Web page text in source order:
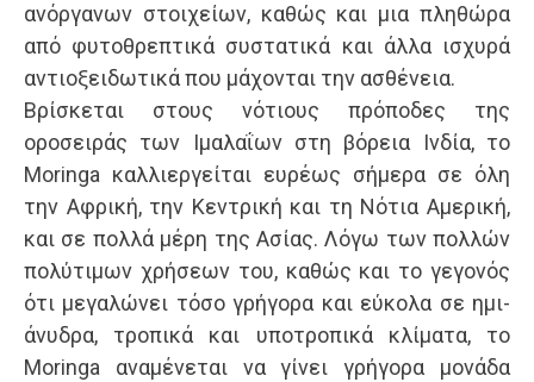
ανόργανων στοιχείων, καθώς και μια πληθώρα
από φυτοθρεπτικά συστατικά και άλλα ισχυρά
αντιοξειδωτικά που μάχονται την ασθένεια.
Βρίσκεται στους νότιους πρόποδες της
οροσειράς των Ιμαλαΐων στη βόρεια Ινδία, το
Moringa καλλιεργείται ευρέως σήμερα σε όλη
την Αφρική, την Κεντρική και τη Νότια Αμερική,
και σε πολλά μέρη της Ασίας. Λόγω των πολλών
πολύτιμων χρήσεων του, καθώς και το γεγονός
ότι μεγαλώνει τόσο γρήγορα και εύκολα σε ημι-
άνυδρα, τροπικά και υποτροπικά κλίματα, το
Moringa αναμένεται να γίνει γρήγορα μονάδα